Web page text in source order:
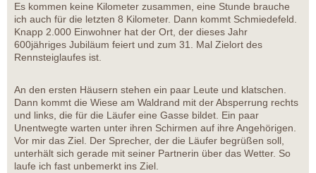
Es kommen keine Kilometer zusammen, eine Stunde brauche
ich auch für die letzten 8 Kilometer. Dann kommt Schmiedefeld.
Knapp 2.000 Einwohner hat der Ort, der dieses Jahr
600jähriges Jubiläum feiert und zum 31. Mal Zielort des
Rennsteiglaufes ist.
An den ersten Häusern stehen ein paar Leute und klatschen.
Dann kommt die Wiese am Waldrand mit der Absperrung rechts
und links, die für die Läufer eine Gasse bildet. Ein paar
Unentwegte warten unter ihren Schirmen auf ihre Angehörigen.
Vor mir das Ziel. Der Sprecher, der die Läufer begrüßen soll,
unterhält sich gerade mit seiner Partnerin über das Wetter. So
laufe ich fast unbemerkt ins Ziel.